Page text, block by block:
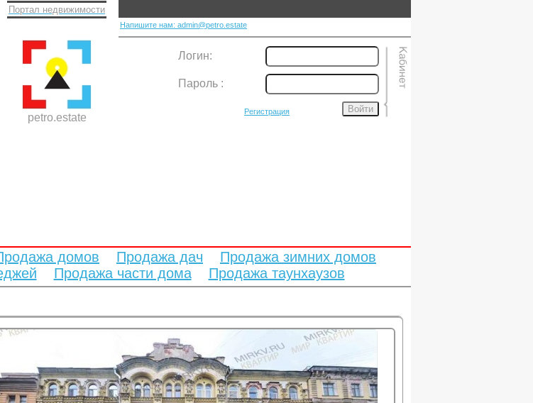
Портал недвижимости
petro.estate
Напишите нам: admin@petro.estate
Логин:
Пароль :
Регистрация Войти
домов Продажа дач
Продажа зимних домов
Продажа части дома Продажа таунхаузов